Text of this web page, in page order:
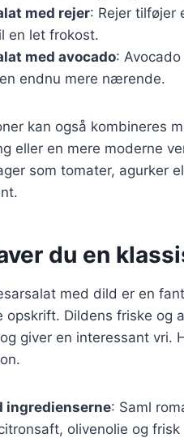
med rejer: Rejer tilføjer
en let frokost.
med avocado:
endnu mere nærende.
kan også kombineres
eller en mere moderne
som tomater, agurker
du en
med dild er en
opskrift. Dildens friske og
giver en interessant vri.
ingredienserne: Saml
olivenolie og frisk